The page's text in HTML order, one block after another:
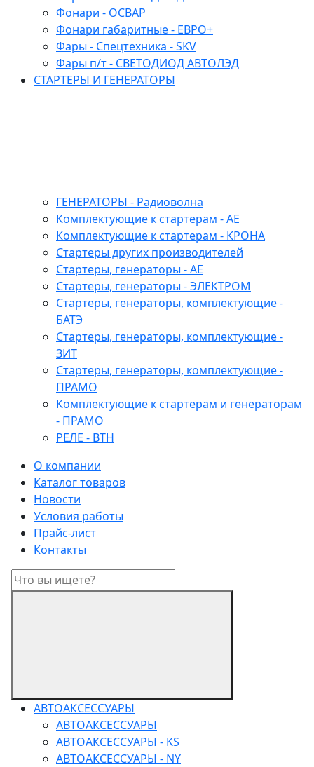
Фонари - ОСВАР
Фонари габаритные - ЕВРО+
Фары - Спецтехника - SKV
Фары п/т - СВЕТОДИОД АВТОЛЭД
СТАРТЕРЫ И ГЕНЕРАТОРЫ
ГЕНЕРАТОРЫ - Радиоволна
Комплектующие к стартерам - АЕ
Комплектующие к стартерам - КРОНА
Стартеры других производителей
Стартеры, генераторы - АЕ
Стартеры, генераторы - ЭЛЕКТРОМ
Стартеры, генераторы, комплектующие -
БАТЭ
Стартеры, генераторы, комплектующие -
ЗИТ
Стартеры, генераторы, комплектующие -
ПРАМО
Комплектующие к стартерам и генераторам
- ПРАМО
РЕЛЕ - ВТН
О компании
Каталог товаров
Новости
Условия работы
Прайс-лист
Контакты
АВТОАКСЕССУАРЫ
АВТОАКСЕССУАРЫ
АВТОАКСЕССУАРЫ - KS
АВТОАКСЕССУАРЫ - NY